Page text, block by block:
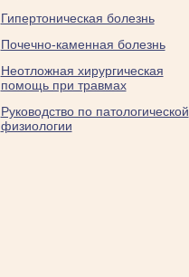
Гипертоническая болезнь
Почечно-каменная болезнь
Неотложная хирургическая
помощь при травмах
Руководство по патологической
физиологии